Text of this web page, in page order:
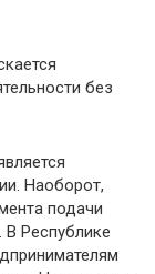
без
Наоборот,
подачи
Республике